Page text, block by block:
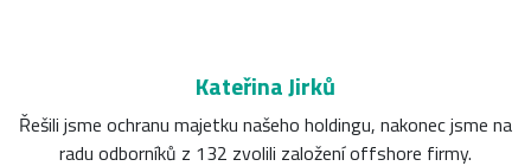
Kateřina Jirků
Řešili jsme ochranu majetku našeho holdingu, nakonec jsme na
radu odborníků z 132 zvolili založení offshore firmy.